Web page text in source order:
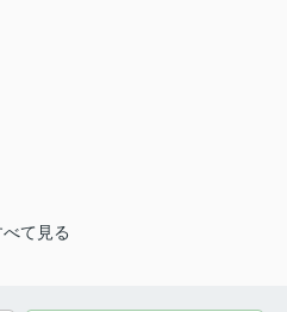
べて見る